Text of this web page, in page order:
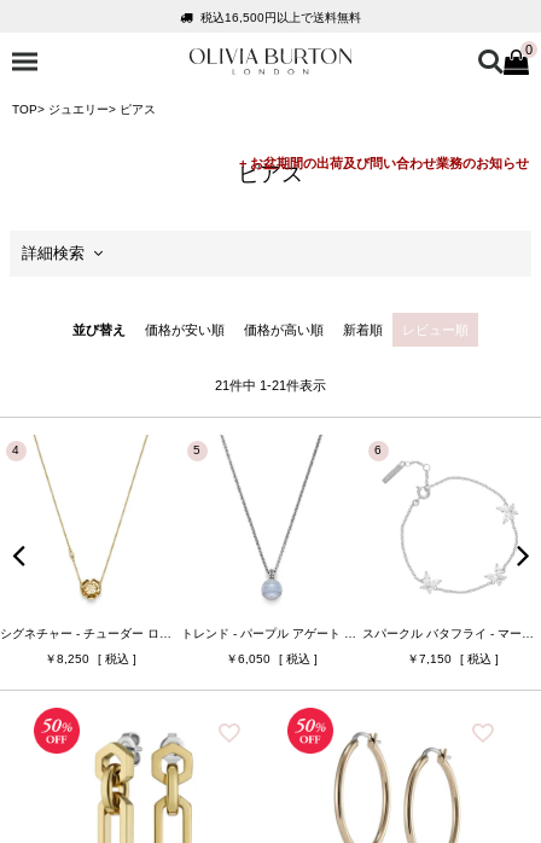
会員登録で1,000円分のポイントプレゼント
公式パッケージでお届け
会員登録で1,000円分のポイントプレゼント
0
TOP ジュエリー ピアス
ピアス
詳細検索
商品カテゴリ
ケースサイズ
ケースの形状
ベルト幅
ケースカラー
ベルトカラー
ジュエリータイプ
ジュエリーカラー
並び替え 価格が安い順 価格が高い順 新着順 レビュー順
21件中 1-21件表示
8,250
6,050
7,150